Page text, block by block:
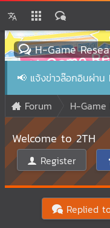
H-Game
📢 แจ้งข่าวล๊อกอินผ่าน
Forum
H-Game
Welcome to 2TH
Register
Replied